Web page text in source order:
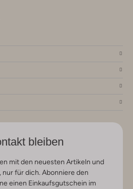
bleiben
mit den neuesten Artikeln und
für dich. Abonniere den
einen Einkaufsgutschein im